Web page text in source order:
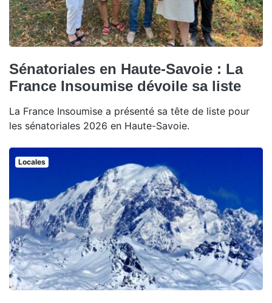
Sénatoriales en Haute-Savoie : La
France Insoumise dévoile sa liste
La France Insoumise a présenté sa tête de liste pour
les sénatoriales 2026 en Haute-Savoie.
Locales